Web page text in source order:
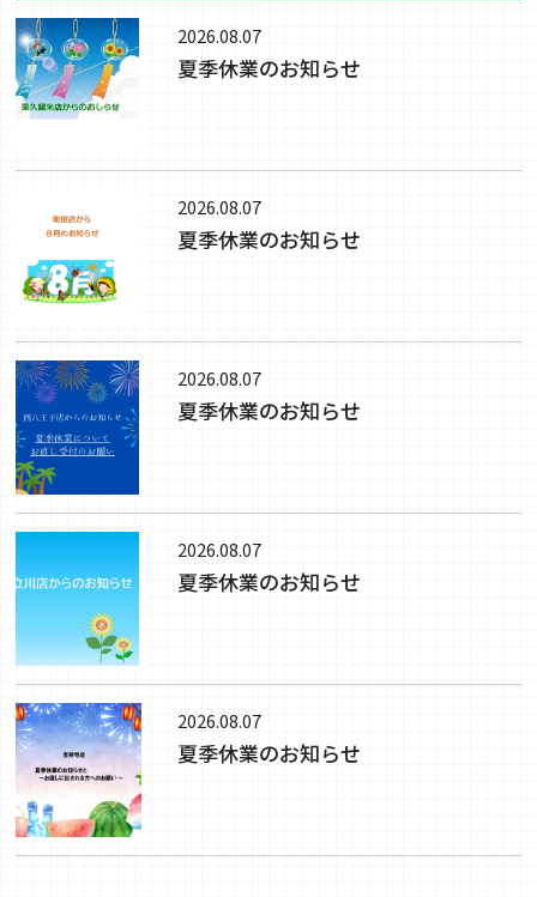
2026.08.07
夏季休業のお知らせ
2026.08.07
夏季休業のお知らせ
2026.08.07
夏季休業のお知らせ
2026.08.07
夏季休業のお知らせ
2026.08.07
夏季休業のお知らせ